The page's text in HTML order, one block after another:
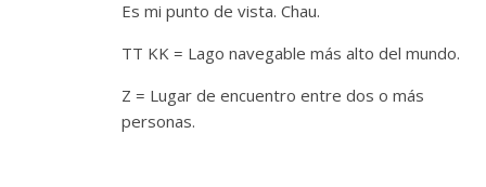
Es mi punto de vista. Chau.
TT KK = Lago navegable más alto del mundo.
Z = Lugar de encuentro entre dos o más
personas.